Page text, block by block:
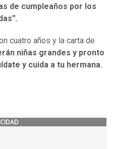
de cumpleaños por los
cuatro años y la carta de
niñas grandes y pronto
y cuida a tu hermana.